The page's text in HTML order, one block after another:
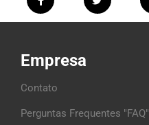
Empresa
Contato
Perguntas Frequentes "FAQ"